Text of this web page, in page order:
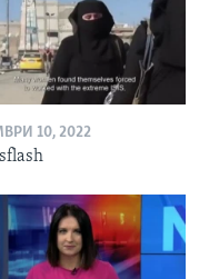
10, 2022